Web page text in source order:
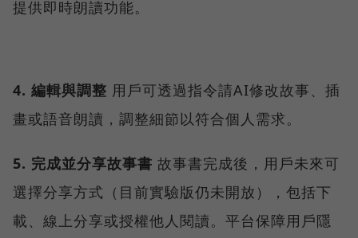
提供即時朗讀功能。
4. 編輯與調整 用戶可透過指令請AI修改故事、插
畫或語音朗讀，調整細節以符合個人需求。
5. 完成並分享故事書 故事書完成後，用戶未來可
選擇分享方式（目前實驗版仍未開放），包括下
載、線上分享或授權他人閱讀。平台保障用戶隱